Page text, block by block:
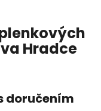
Hradce
doručením